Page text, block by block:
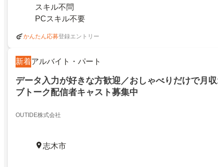
スキル不問
PCスキル不要
かんたん応募登録エントリー
新着アルバイト・パート
データ入力が好きな方歓迎／おしゃべりだけで月
ブトーク配信者キャスト募集中
OUTIDE株式会社
志木市